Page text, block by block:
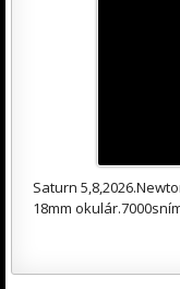
Saturn
18mm